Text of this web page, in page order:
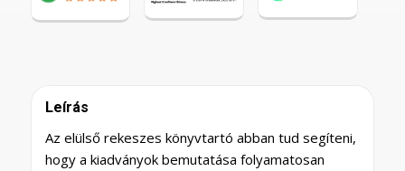
Leírás
Az elülső rekeszes könyvtartó abban tud segíteni,
hogy a kiadványok bemutatása folyamatosan